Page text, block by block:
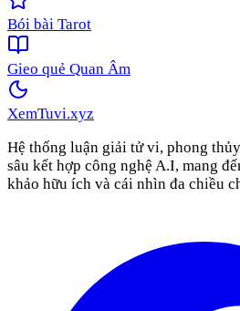
Bói bài Tarot
Gieo quẻ Quan Âm
XemTuvi.xyz
Hệ thống luận giải tử vi, phong
sâu kết hợp công nghệ A.I, mang
khảo hữu ích và cái nhìn đa chiều